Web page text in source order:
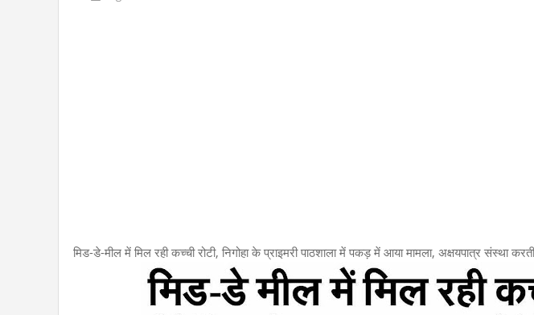
मिड-डे-मील में मिल रही कच्ची रोटी, निगोहा के प्राइमरी पाठशाला में पकड़ में आया मामला, अक्षयपात्र संस्था